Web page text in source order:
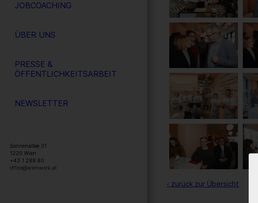
JOBCOACHING
ÜBER UNS
PRESSE &
ÖFFENTLICHKEITSARBEIT
NEWSLETTER
Sonnenallee 31
1220 Wien
+43 1 288 80
office@wienwork.at
‹ zurück zur Übersicht